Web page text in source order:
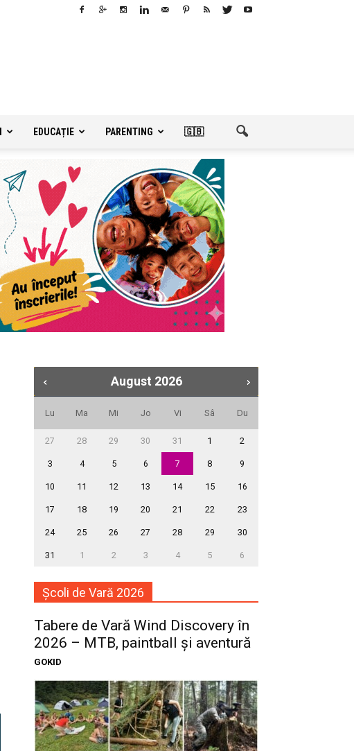
EDUCAȚIE PARENTING 🇬🇧
August 2026
Lu Ma Mi Jo Vi Sâ Du
27 28 29 30 31 1 2
3 4 5 6 7 8 9
10 11 12 13 14 15 16
17 18 19 20 21 22 23
24 25 26 27 28 29 30
31 1 2 3 4 5 6
Școli de Vară 2026
Tabere de Vară Wind Discovery în
2026 – MTB, paintball și aventură
GOKID